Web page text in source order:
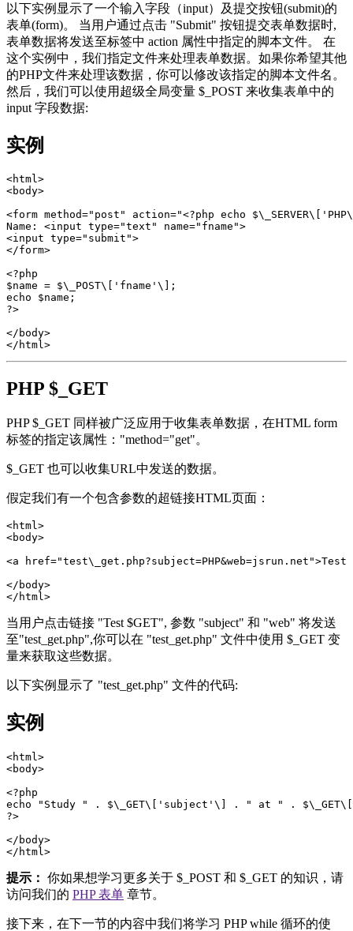
以下实例显示了一个输入字段（input）及提交按钮(submit)的
表单(form)。 当用户通过点击 "Submit" 按钮提交表单数据时,
表单数据将发送至标签中 action 属性中指定的脚本文件。 在
这个实例中，我们指定文件来处理表单数据。如果你希望其他
的PHP文件来处理该数据，你可以修改该指定的脚本文件名。
然后，我们可以使用超级全局变量 $_POST 来收集表单中的
input 字段数据:
实例
<html>
<body>
<form method="post" action="<?php echo
Name: <input type="text" name="fname">
<input type="submit">
</form>
<?php
$name = $\_POST\['fname'\];
echo $name;
?>
</body>
PHP $_GET
PHP $_GET 同样被广泛应用于收集表单数据，在HTML form
标签的指定该属性："method="get"。
$_GET 也可以收集URL中发送的数据。
假定我们有一个包含参数的超链接HTML页面：
<html>
<body>
<a
</body>
当用户点击链接 "Test $GET", 参数 "subject" 和 "web" 将发送
至"test_get.php",你可以在 "test_get.php" 文件中使用 $_GET 变
量来获取这些数据。
以下实例显示了 "test_get.php" 文件的代码:
实例
<html>
<body>
<?php
echo "Study " . $\_GET\['subject'\] . " at " .
?>
</body>
提示： 你如果想学习更多关于 $_POST 和 $_GET 的知识，请
访问我们的 PHP 表单 章节。
接下来，在下一节的内容中我们将学习 PHP while 循环的使